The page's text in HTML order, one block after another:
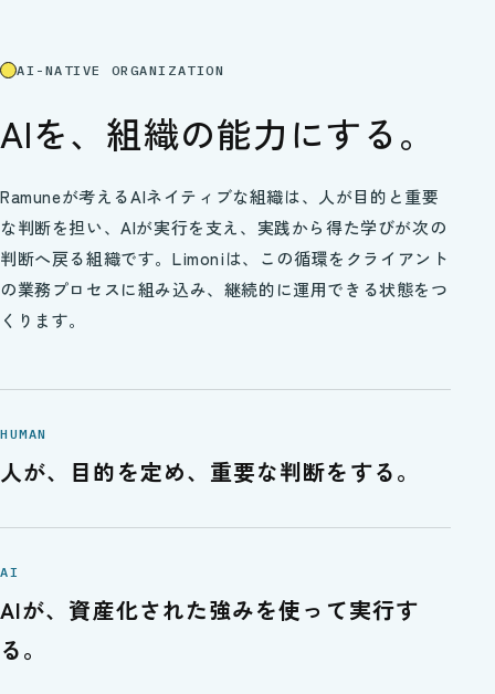
AI-NATIVE ORGANIZATION
AIを、 組織の能力にする。
Ramuneが考えるAIネイティブな組織は、人が目的と重要
な判断を担い、AIが実行を支え、実践から得た学びが次の
判断へ戻る組織です。Limoniは、この循環をクライアント
の業務プロセスに組み込み、継続的に運用できる状態をつ
くります。
HUMAN
人が、目的を定め、重要な判断をする。
AI
AIが、資産化された強みを使って実行す
る。